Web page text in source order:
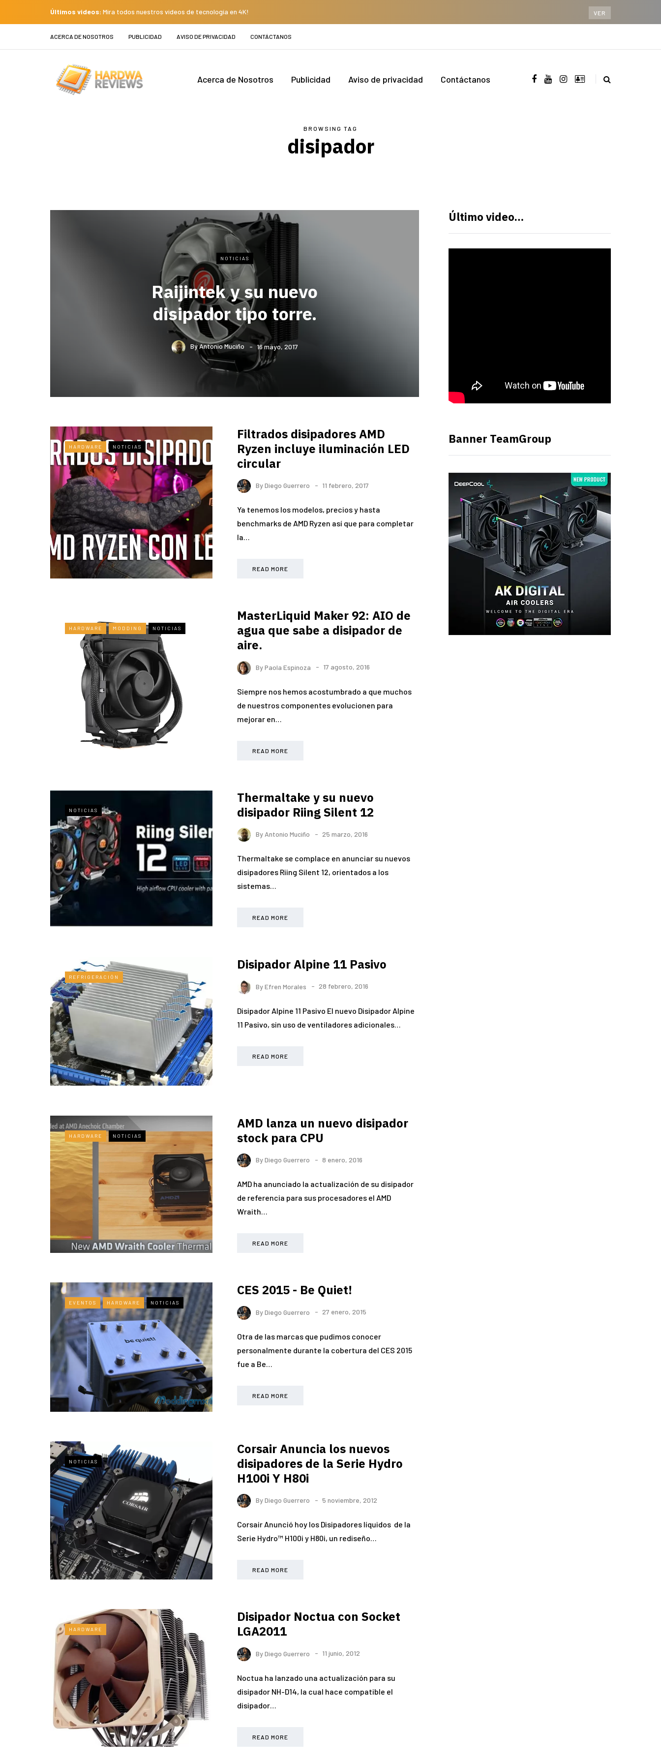
Últimos videos: Mira todos nuestros videos de tecnología en 4K! VER
ACERCA DE NOSOTROS PUBLICIDAD AVISO DE PRIVACIDAD CONTÁCTANOS
Acerca de Nosotros Publicidad Aviso de privacidad Contáctanos
BROWSING TAG
disipador
NOTICIAS
Raijintek y su nuevo
disipador tipo torre.
ByAntonio Muciño 16 mayo, 2017
HARDWARE NOTICIAS
Filtrados disipadores AMD
Ryzen incluye iluminación LED
circular
ByDiego Guerrero 11 febrero, 2017
Ya tenemos los modelos, precios y hasta
benchmarks de AMD Ryzen así que para completar
la…
READ MORE
HARDWARE MODDING NOTICIAS
MasterLiquid Maker 92: AIO de
agua que sabe a disipador de
aire.
ByPaola Espinoza 17 agosto, 2016
Siempre nos hemos acostumbrado a que muchos
de nuestros componentes evolucionen para
mejorar en…
READ MORE
NOTICIAS
Thermaltake y su nuevo
disipador Riing Silent 12
By Antonio Muciño 25 marzo, 2016
Thermaltake se complace en anunciar su nuevos
disipadores Riing Silent 12, orientados a los
sistemas…
READ MORE
REFRIGERACIÓN
Disipador Alpine 11 Pasivo
ByEfren Morales 28 febrero, 2016
Disipador Alpine 11 Pasivo El nuevo Disipador Alpine
11 Pasivo, sin uso de ventiladores adicionales…
READ MORE
HARDWARE NOTICIAS
AMD lanza un nuevo disipador
stock para CPU
ByDiego Guerrero 8 enero, 2016
AMD ha anunciado la actualización de su disipador
de referencia para sus procesadores el AMD
Wraith…
READ MORE
EVENTOS HARDWARE NOTICIAS
CES 2015 - Be Quiet!
ByDiego Guerrero 27 enero, 2015
Otra de las marcas que pudimos conocer
personalmente durante la cobertura del CES 2015
fue a Be…
READ MORE
NOTICIAS
Corsair Anuncia los nuevos
disipadores de la Serie Hydro
H100i Y H80i
ByDiego Guerrero 5 noviembre, 2012
Corsair Anunció hoy los Disipadores líquidos de la
Serie Hydro™ H100i y H80i, un rediseño…
READ MORE
HARDWARE
Disipador Noctua con Socket
LGA2011
ByDiego Guerrero 11 junio, 2012
Noctua ha lanzado una actualización para su
disipador NH-D14, la cual hace compatible el
disipador…
READ MORE
Último video…
Banner TeamGroup